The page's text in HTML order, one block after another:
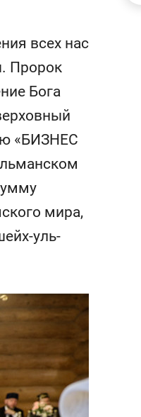
всех нас
Пророк
Бога
«БИЗНЕС
умму
мира,
уль-
Дизайнер-прораб
Наседкина: «Ремонт
мебелью за 2
для меня это